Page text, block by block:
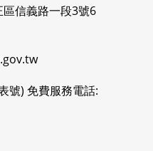
信義路一段3號6
號) 免費服務電話: